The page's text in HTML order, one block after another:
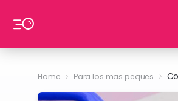
Home Para los mas peques